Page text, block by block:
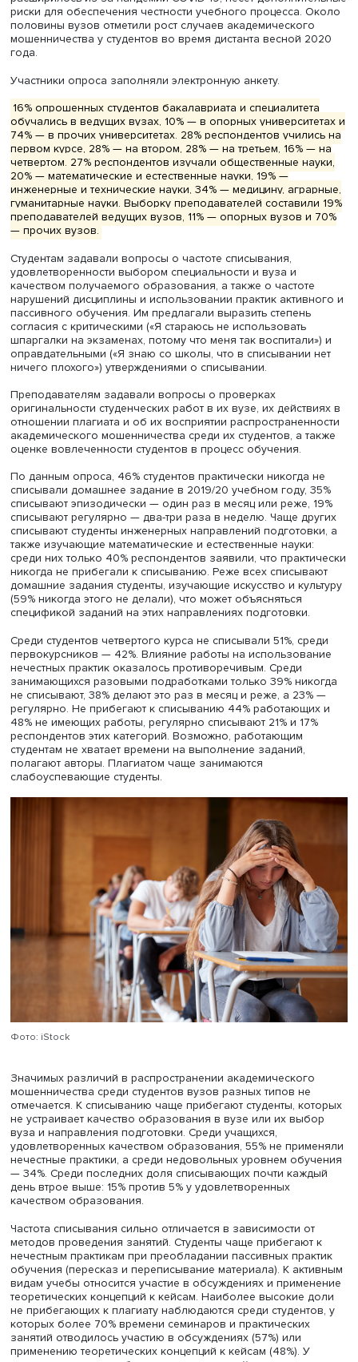
Авторы отмечают, что широкое распространение
списывания может снизить доверие к высшему
обесценить дипломы выпускников вузов и затруднить
дополнительные проверки для оценки пригодности
кандидатов. Дистанционное обучение, применение
расширилось из-за пандемии COVID-19, несет
риски для обеспечения честности учебного процесса.
половины вузов отметили рост случаев
мошенничества у студентов во время дистанта весной
года.
Участники опроса заполняли электронную анкету.
16% опрошенных студентов бакалавриата и
обучались в ведущих вузах, 10% — в опорных
74% — в прочих университетах. 28% респондентов
первом курсе, 28% — на втором, 28% — на третьем, 16%
четвертом. 27% респондентов изучали общественные
20% — математические и естественные науки, 19% —
инженерные и технические науки, 34% — медицину,
гуманитарные науки. Выборку преподавателей
преподавателей ведущих вузов, 11% — опорных вузов
Студентам задавали вопросы о частоте списывания,
удовлетворенности выбором специальности и вуза и
качеством получаемого образования, а также о
пассивного обучения. Им предлагали выразить степень
согласия с критическими («Я стараюсь не использовать
шпаргалки на экзаменах, потому что меня так
оправдательными («Я знаю со школы, что в списывании
ничего плохого») утверждениями о списывании.
Преподавателям задавали вопросы о проверках
оригинальности студенческих работ в их вузе, их
отношении плагиата и об их восприятии
академического мошенничества среди их студентов, а
оценке вовлеченности студентов в процесс обучения.
По данным опроса, 46% студентов практически
списывали домашнее задание в 2019/20 учебном году,
списывают эпизодически — один раз в месяц или реже,
списывают регулярно — два-три раза в неделю. Чаще
списывают студенты инженерных направлений
также изучающие математические и естественные
среди них только 40% респондентов заявили, что
никогда не прибегали к списыванию. Реже всех
(59% никогда этого не делали), что может объясняться
спецификой заданий на этих направлениях подготовки.
Среди студентов четвертого курса не списывали 51%,
первокурсников — 42%. Влияние работы на
нечестных практик оказалось противоречивым. Среди
занимающихся разовыми подработками только 39%
не списывают, 38% делают это раз в месяц и реже, а
регулярно. Не прибегают к списыванию 44%
48% не имеющих работы, регулярно списывают 21% и
респондентов этих категорий. Возможно, работающим
студентам не хватает времени на выполнение заданий,
полагают авторы. Плагиатом чаще занимаются
слабоуспевающие студенты.
Фото: iStock
Значимых различий в распространении